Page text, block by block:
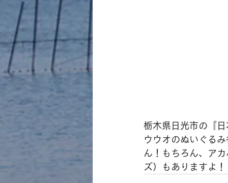
栃木県日光市の『
ウウオのぬいぐる
ん！もちろん、ア
ズ）もありますよ！